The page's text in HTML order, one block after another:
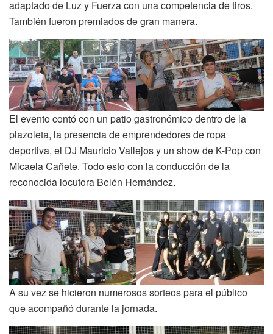
adaptado de Luz y Fuerza con una competencia de tiros.
También fueron premiados de gran manera.
El evento contó con un patio gastronómico dentro de la
plazoleta, la presencia de emprendedores de ropa
deportiva, el DJ Mauricio Vallejos y un show de K-Pop con
Micaela Cañete. Todo esto con la conducción de la
reconocida locutora Belén Hernández.
A su vez se hicieron numerosos sorteos para el público
que acompañó durante la jornada.